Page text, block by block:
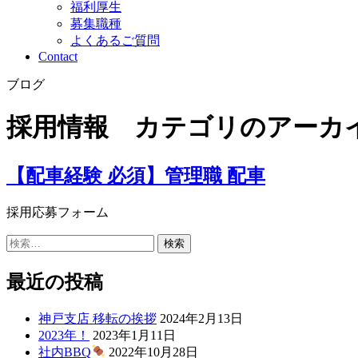
福利厚生
募集職種
よくあるご質問
Contact
ブログ
採用情報 カテゴリのアーカ
【配車経験 必須】管理職 配車
採用応募フォーム
検
最近の投稿
神戸支店 移転の挨拶 2024年2月13日
2023年！
2023年1月11日
社内BBQ
2022年10月28日